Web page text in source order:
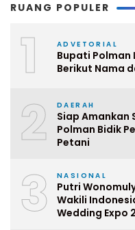
RUANG POPULER
1 ADVETORIAL
Bupati Polman
Berikut Nama
2 DAERAH
Siap Amankan
Polman Bidik
Petani
3 NASIONAL
Putri
Wakili
Wedding Expo